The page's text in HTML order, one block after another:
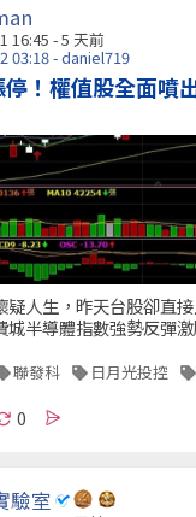
16:45 - 5 天前
03:18 - daniel719
停！權值股全面
疑人生，昨天台股卻直
城半導體指數強勢反彈
聯發科 日月光投控
0
驗室